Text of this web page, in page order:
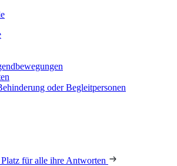
oder Begleitpersonen
für alle ihre Antworten